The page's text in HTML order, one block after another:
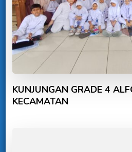
KUNJUNGAN GRADE 4
KECAMATAN